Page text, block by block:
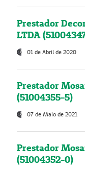
Prestador
LTDA
01 de Abril de 2020
Prestador
(51004355-5)
07 de Maio de 2021
Prestador
(51004352-0)